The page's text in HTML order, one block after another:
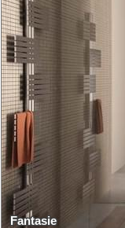
Fantasie